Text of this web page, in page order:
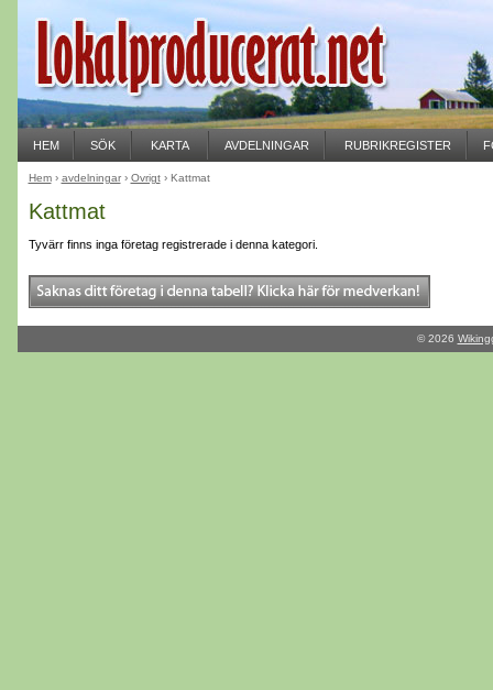
Kattmat
Tyvärr finns inga företag registrerade i denna kategori.
Hem› avdelningar› Övrigt› Kattmat
© 2026
HEM SÖK KARTA AVDELNINGAR RUBRIKREGISTER